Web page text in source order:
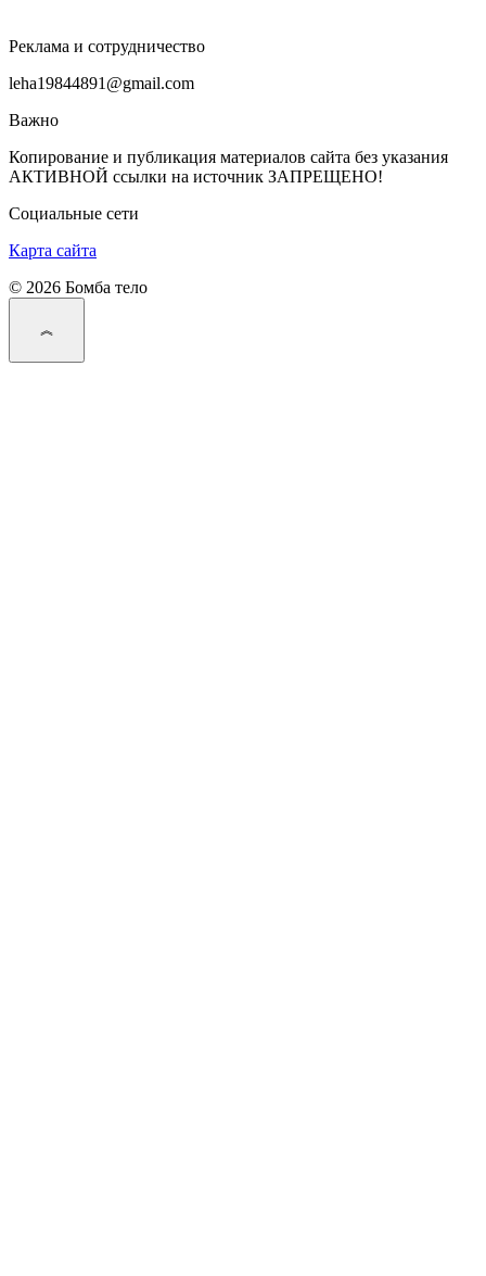
Реклама и сотрудничество
leha19844891@gmail.com
Важно
Копирование и публикация материалов сайта без указания
АКТИВНОЙ ссылки на источник ЗАПРЕЩЕНО!
Социальные сети
Карта сайта
© 2026 Бомба тело